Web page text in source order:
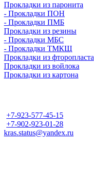
Прокладки из паронита
- Прокладки ПОН
- Прокладки ПМБ
Прокладки из резины
- Прокладки МБС
- Прокладки ТМКЩ
Прокладки из фторопласта
Прокладки из войлока
Прокладки из картона
+7-923-577-45-15
+7-902-923-01-28
kras.status@yandex.ru